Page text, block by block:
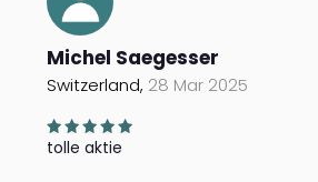
Michel Saegesser
Switzerland, 28 Mar 2025
tolle aktie